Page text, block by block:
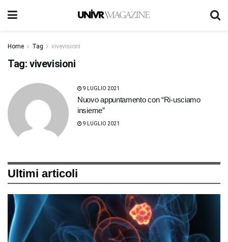
Home Tag vivevisioni
Tag: vivevisioni
9 LUGLIO 2021
Nuovo appuntamento con “Ri-usciamo
insieme”
9 LUGLIO 2021
Ultimi articoli